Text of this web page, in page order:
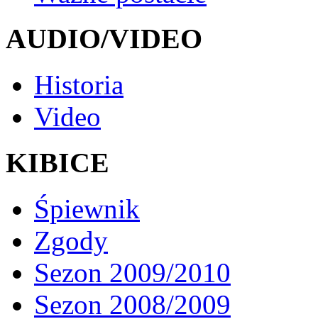
AUDIO/VIDEO
Historia
Video
KIBICE
Śpiewnik
Zgody
Sezon 2009/2010
Sezon 2008/2009